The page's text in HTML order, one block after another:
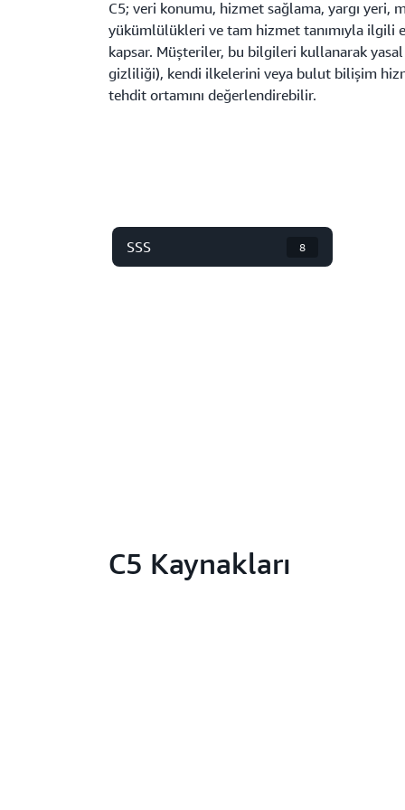
C5; veri konumu, hizmet sağlama, yargı yeri,
yükümlülükleri ve tam hizmet tanımıyla ilgili
kapsar. Müşteriler, bu bilgileri kullanarak
gizliliği), kendi ilkelerini veya bulut bilişim
tehdit ortamını değerlendirebilir.
SSS 8
C5 Kaynakları